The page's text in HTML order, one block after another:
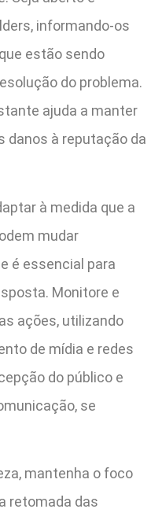
informando-os
estão sendo
do problema.
ajuda a manter
danos à reputação da
à medida que a
mudar
é essencial para
Monitore e
ações, utilizando
de mídia e redes
do público e
se
mantenha o foco
retomada das